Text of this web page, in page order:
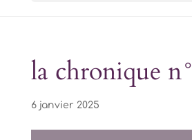
la chronique
6 janvier 2025